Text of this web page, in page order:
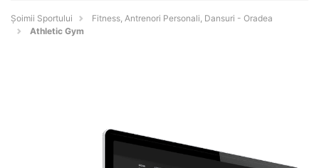
Șoimii Sportului
Fitness, Antrenori Personali, Dansuri - Oradea
Athletic Gym